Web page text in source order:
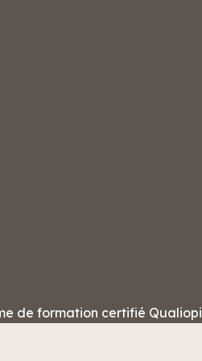
de formation certifié Qualiopi